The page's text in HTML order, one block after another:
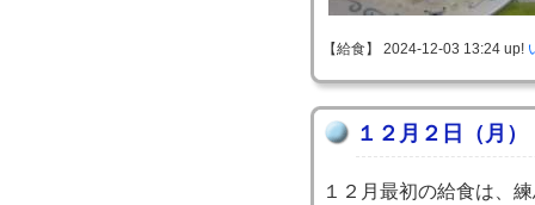
【給食】 2024-12-03 13:24 up!
１２月２日（月）
１２月最初の給食は、